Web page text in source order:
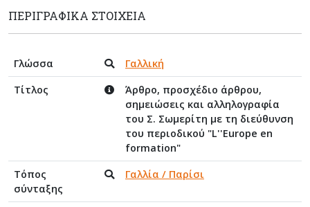
ΠΕΡΙΓΡΑΦΙΚΆ ΣΤΟΙΧΕΊΑ
Γλώσσα
Γαλλική
Τίτλος
Άρθρο, προσχέδιο άρθρου,
σημειώσεις και αλληλογραφία
του Σ. Σωμερίτη με τη διεύθυνση
του περιοδικού "L''Europe en
formation"
Τόπος
σύνταξης
Γαλλία / Παρίσι